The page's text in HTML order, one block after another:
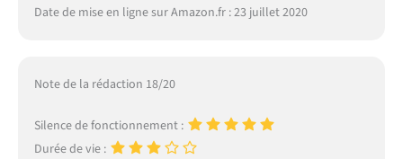
Date de mise en ligne sur Amazon.fr : 23 juillet 2020
Note de la rédaction 18/20
Silence de fonctionnement :
Durée de vie :